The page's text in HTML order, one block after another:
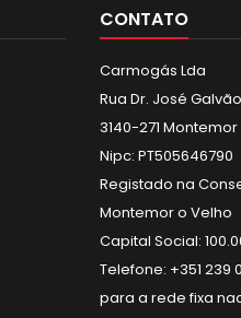
CONTATO
Carmogás Lda
Rua Dr. José Galvão
3140-271
Nipc: PT505646790
Registado na
Montemor o Velho
Capital Social:
Telefone: +351
para a rede fixa